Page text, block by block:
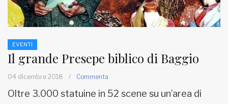
EVENTI
Il grande Presepe biblico di Baggio
04 dicembre 2018 / Commenta
Oltre 3.000 statuine in 52 scene su un’area di